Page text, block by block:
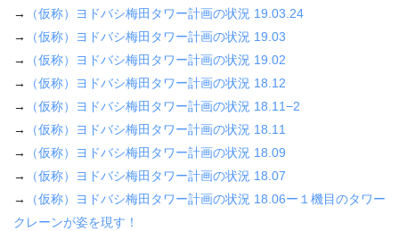
→
（仮称）ヨドバシ梅田タワー計画の状況 19.03.24
→
（仮称）ヨドバシ梅田タワー計画の状況 19.03
→
（仮称）ヨドバシ梅田タワー計画の状況 19.02
→
（仮称）ヨドバシ梅田タワー計画の状況 18.12
→
（仮称）ヨドバシ梅田タワー計画の状況 18.11−2
→
（仮称）ヨドバシ梅田タワー計画の状況 18.11
→
（仮称）ヨドバシ梅田タワー計画の状況 18.09
→
（仮称）ヨドバシ梅田タワー計画の状況 18.07
→
（仮称）ヨドバシ梅田タワー計画の状況 18.06ー１機目のタワー
クレーンが姿を現す！